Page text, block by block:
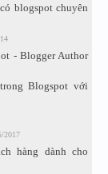
blogspot chuyên
- Blogger Author
Blogspot với
2017
hàng dành cho